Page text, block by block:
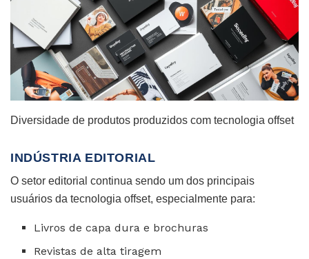
Diversidade de produtos produzidos com tecnologia offset
INDÚSTRIA EDITORIAL
O setor editorial continua sendo um dos principais
usuários da tecnologia offset, especialmente para:
Livros de capa dura e brochuras
Revistas de alta tiragem